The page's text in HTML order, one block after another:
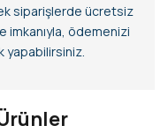
siparişlerde ücretsiz
imkanıyla, ödemenizi
yapabilirsiniz.